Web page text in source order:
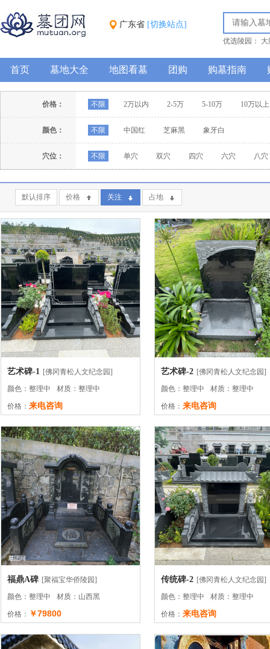
广东省 [切换站点]
优选陵园： 大
首页 墓地大全 地图看墓 团购 购墓指南
价格： 不限 2万以内 2-5万 5-10万 10万以上
颜色： 不限 中国红 芝麻黑 象牙白
穴位： 不限 单穴 双穴 四穴 六穴 八穴
默认排序 价格 关注 占地
艺术碑-1 [佛冈青松人文纪念园]
颜色：整理中
材质：整理中
价格： 来电咨询
艺术碑-2 [佛冈青松人文纪念园]
颜色：整理中
材质：整理中
价格： 来电咨询
福鼎A碑 [聚福宝华侨陵园]
颜色：整理中
材质：山西黑
价格： ￥79800
传统碑-2 [佛冈青松人文纪念园]
颜色：整理中
材质：整理中
价格： 来电咨询